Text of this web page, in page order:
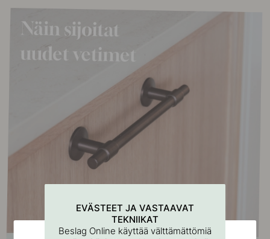
EVÄSTEET JA VASTAAVAT
TEKNIIKAT
Beslag Online käyttää välttämättömiä